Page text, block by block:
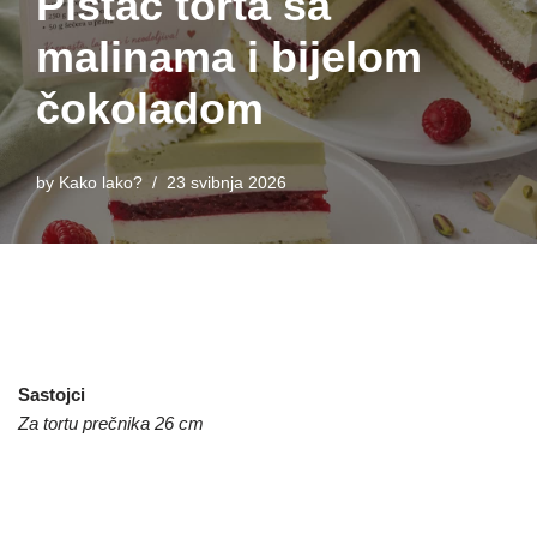
malinama i bijelom
čokoladom
by Kako lako? 23 svibnja 2026
Sastojci
Za tortu prečnika 26 cm